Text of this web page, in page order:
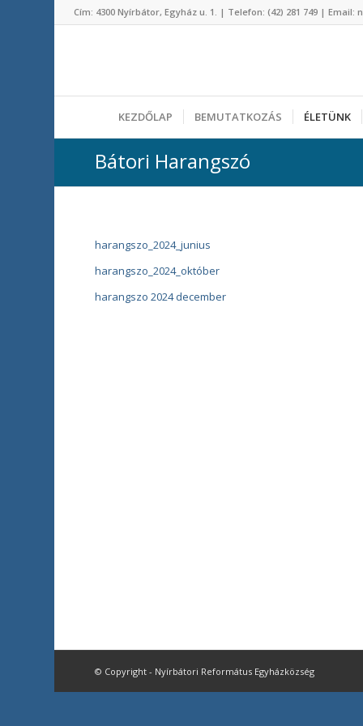
Cím: 4300 Nyírbátor, Egyház u. 1. | Telefon: (42) 281 749 |
KEZDŐLAP BEMUTATKOZÁS ÉLETÜNK
Bátori Harangszó
harangszo_2024_junius
harangszo_2024_október
harangszo 2024 december
© Copyright - Nyírbátori Református Egyházközség